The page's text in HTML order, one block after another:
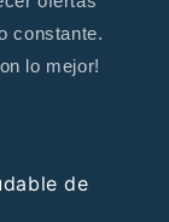
constante.
lo mejor!
de